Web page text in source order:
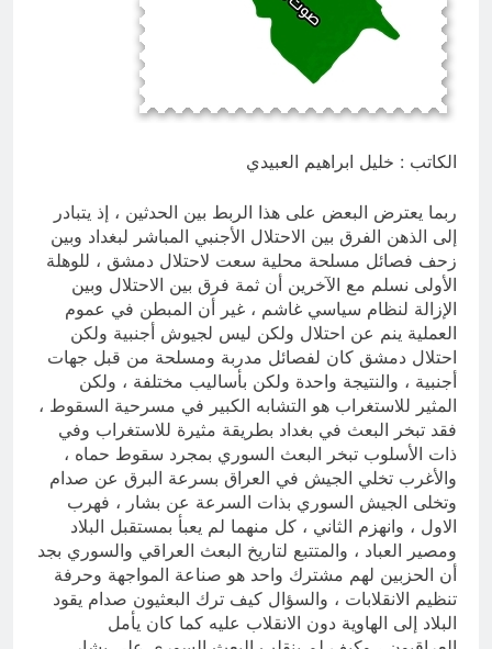
قويدات مجلس قيادة ثورة الإطار
التسخيتي, من اصحاب الكساء الى
المعصوبين الاثني عشر، حجج اللات
7 ساعات Ago
الكاتب : خليل ابراهيم العبيدي
ربما يعترض البعض على هذا الربط بين الحدثين ، إذ يتبادر
إلى الذهن الفرق بين الاحتلال الأجنبي المباشر لبغداد وبين
زحف فصائل مسلحة محلية سعت لاحتلال دمشق ، للوهلة
الأولى نسلم مع الآخرين أن ثمة فرق بين الاحتلال وبين
الإزالة لنظام سياسي غاشم ، غير أن المبطن في عموم
العملية ينم عن احتلال ولكن ليس لجيوش أجنبية ولكن
احتلال دمشق كان لفصائل مدربة ومسلحة من قبل جهات
أجنبية ، والنتيجة واحدة ولكن بأساليب مختلفة ، ولكن
المثير للاستغراب هو التشابه الكبير في مسرحية السقوط ،
فقد تبخر البعث في بغداد بطريقة مثيرة للاستغراب وفي
ذات الأسلوب تبخر البعث السوري بمجرد سقوط حماه ،
والأغرب تخلي الجيش في العراق بسرعة البرق عن صدام
وتخلى الجيش السوري بذات السرعة عن بشار ، فهرب
الاول ، وانهزم الثاني ، كل منهما لم يعبأ بمستقبل البلاد
ومصير العباد ، والمتتبع لتاريخ البعث العراقي والسوري بجد
أن الحزبين لهم مشترك واحد هو صناعة المواجهة وحرفة
تنظيم الانقلابات ، والسؤال كيف ترك البعثيون صدام يقود
البلاد إلى الهاوية دون الانقلاب عليه كما كان يأمل